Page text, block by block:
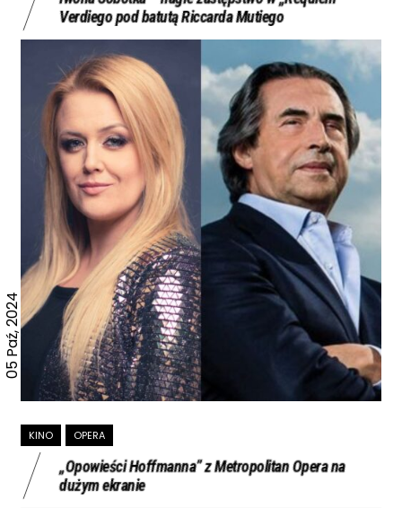
Verdiego pod batutą Riccarda Mutiego
05 Paź, 2024
KINO OPERA
„Opowieści Hoffmanna” z Metropolitan Opera na
dużym ekranie